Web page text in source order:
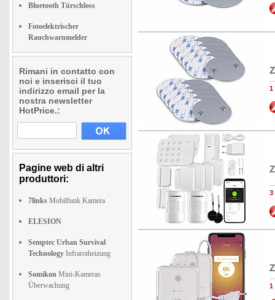
Bluetooth Türschloss
Fotoelektrischer
Rauchwarnmelder
Rimani in contatto con
noi e inserisci il tuo
indirizzo email per la
nostra newsletter
HotPrice.:
Pagine web di altri
produttori:
7links Mobilfunk Kamera
ELESION
Semptec Urban Survival
Technology Infrarotheizung
Somikon Mini-Kameras
Überwachung
1
3
1